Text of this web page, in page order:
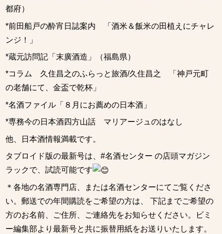
都府）
*前田船戸の酔宵日誌案内 「酒米＆飯米の田植えにチャレ
ンジ！」
*蔵元訪問記「末廣酒造」（福島県）
*コラム 久住昌之のふらっと旅酒/久住昌之 「神戸元町
の老舗にて、金盃で乾杯」
*名酒ファイル「８月にお薦めの日本酒」
*専務今の日本酒四方山話 マリアージュのはなし
他、日本酒情報満載です。
タブロイド版の最新号は、#名酒センター の店頭マガジン
ラックで、試読可能です
＊各地の名酒専門店、または名酒センターにてご覧くださ
い。郵送での年間購読をご希望の方は、 下記までご希望の
方のお名前、ご住所、ご連絡先をお知らせください。ビミ
ー編集部より最新号と共に振替用紙をお送りいたします。